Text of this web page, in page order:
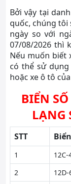
Bởi vậy tại
quốc, chúng tôi
ngày so với
07/08/2026 thì
Nếu muốn biết
có thể sử dụng
hoặc xe ô tô
BIỂN
LẠNG
STT
1
2